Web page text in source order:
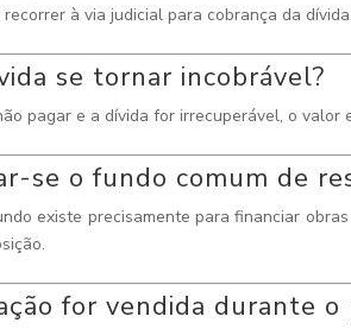
à via judicial para cobrança da dívida.
se tornar incobrável?
pagar e a dívida for irrecuperável, o
se o fundo comum de
existe precisamente para financiar
for vendida durante o